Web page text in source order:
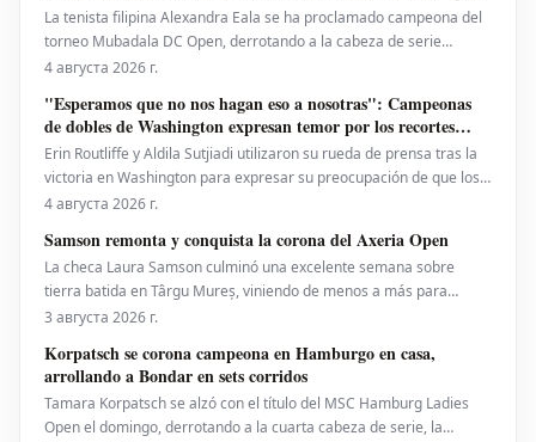
La tenista filipina Alexandra Eala se ha proclamado campeona del
torneo Mubadala DC Open, derrotando a la cabeza de serie
número uno, la estadounidense Jessica Pegula, con un marcador
puesto 28 del ranking mundial, demostró su
4 августа 2026 г.
"Esperamos que no nos hagan eso a nosotras": Campeonas
de dobles de Washington expresan temor por los recortes
propuestos por la ATP que se extienden a la WTA
Erin Routliffe y Aldila Sutjiadi utilizaron su rueda de prensa tras la
victoria en Washington para expresar su preocupación de que los
recortes propuestos por la ATP en dobles puedan llegar
iniciativa separada de la ATP para colocar
4 августа 2026 г.
Samson remonta y conquista la corona del Axeria Open
La checa Laura Samson culminó una excelente semana sobre
tierra batida en Târgu Mureș, viniendo de menos a más para
derrotar a la máxima favorita, la española Kaitlin Quevedo, por 2-6,
Intaro Sport. El evento WTA 125 en Rumanía viv
3 августа 2026 г.
Korpatsch se corona campeona en Hamburgo en casa,
arrollando a Bondar en sets corridos
Tamara Korpatsch se alzó con el título del MSC Hamburg Ladies
Open el domingo, derrotando a la cuarta cabeza de serie, la